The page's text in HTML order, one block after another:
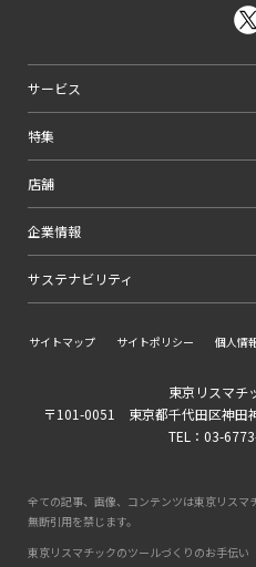
サービス
特集
店舗
企業情報
サステナビリティ
サイトマップ サイトポリシー 個人情
東京リスマチ
〒101-0051 東京都千代田区神田
TEL：03-
全ての記事、画像、コンテンツは東京リスマ
無断引用を禁じます。
東京リスマチックのツールづくりのお手伝い